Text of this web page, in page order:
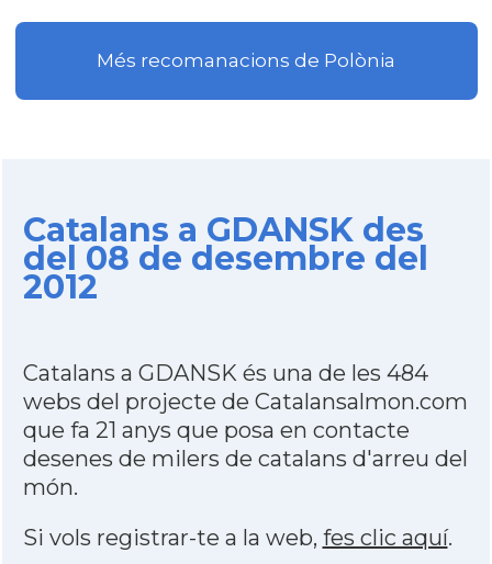
Més recomanacions de Polònia
Catalans a GDANSK des
del 08 de desembre del
2012
Catalans a GDANSK és una de les 484
webs del projecte de Catalansalmon.com
que fa 21 anys que posa en contacte
desenes de milers de catalans d'arreu del
món.
Si vols registrar-te a la web, fes clic aquí.